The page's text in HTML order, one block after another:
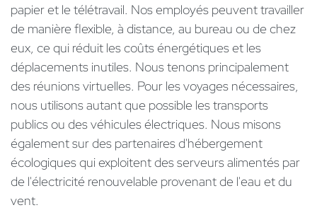
papier et le télétravail. Nos employés peuvent travailler
de manière flexible, à distance, au bureau ou de chez
eux, ce qui réduit les coûts énergétiques et les
déplacements inutiles. Nous tenons principalement
des réunions virtuelles. Pour les voyages nécessaires,
nous utilisons autant que possible les transports
publics ou des véhicules électriques. Nous misons
également sur des partenaires d'hébergement
écologiques qui exploitent des serveurs alimentés par
de l'électricité renouvelable provenant de l'eau et du
vent.